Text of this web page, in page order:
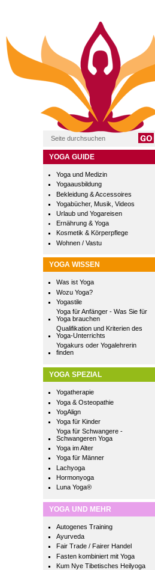
YOGA GUIDE
Yoga und Medizin
Yogaausbildung
Bekleidung & Accessoires
Yogabücher, Musik, Videos
Urlaub und Yogareisen
Ernährung & Yoga
Kosmetik & Körperpflege
Wohnen / Vastu
YOGA WISSEN
Was ist Yoga
Wozu Yoga?
Yogastile
Yoga für Anfänger - Was Sie für
Yoga brauchen
Qualifikation und Kriterien des
Yoga-Unterrichts
Yogakurs oder Yogalehrerin
finden
YOGA SPEZIAL
Yogatherapie
Yoga & Osteopathie
YogAlign
Yoga für Kinder
Yoga für Schwangere -
Schwangeren Yoga
Yoga im Alter
Yoga für Männer
Lachyoga
Hormonyoga
Luna Yoga®
YOGA UND MEHR
Autogenes Training
Ayurveda
Fair Trade / Fairer Handel
Fasten kombiniert mit Yoga
Kum Nye Tibetisches Heilyoga